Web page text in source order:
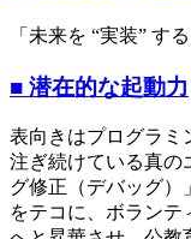
「未来を “実装” す
■ 潜在的な起動力
表向きはプログラミ
注ぎ続けている真
グ修正（デバッグ）
をテコに、ボランテ